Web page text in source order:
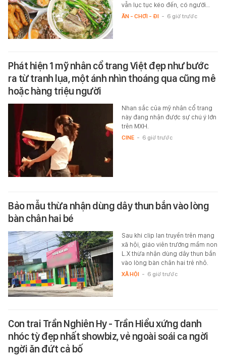
vẫn lục tục kéo đến, có người…
ĂN - CHƠI - ĐI - 6 giờ trước
Phát hiện 1 mỹ nhân cổ trang Việt đẹp như bước
ra từ tranh lụa, một ánh nhìn thoáng qua cũng mê
hoặc hàng triệu người
Nhan sắc của mỹ nhân cổ trang
này đang nhận được sự chú ý lớn
trên MXH.
CINE - 6 giờ trước
Bảo mẫu thừa nhận dùng dây thun bắn vào lòng
bàn chân hai bé
Sau khi clip lan truyền trên mạng
xã hội, giáo viên trường mầm non
L.X thừa nhận dùng dây thun bắn
vào lòng bàn chân hai trẻ nhỏ.
XÃ HỘI - 6 giờ trước
Con trai Trần Nghiên Hy - Trần Hiểu xứng danh
nhóc tỳ đẹp nhất showbiz, vẻ ngoài soái ca ngời
ngời ăn đứt cả bố